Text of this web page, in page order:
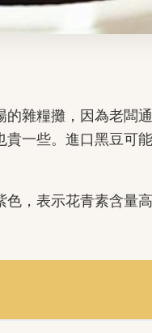
雜糧攤，因為老闆
一些。進口黑豆可
，表示花青素含量